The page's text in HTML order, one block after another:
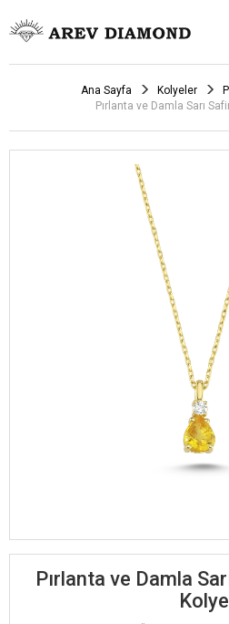
Ana Sayfa Kolyeler
Pırlanta ve Damla Sarı
Pırlanta ve Damla
Kolye